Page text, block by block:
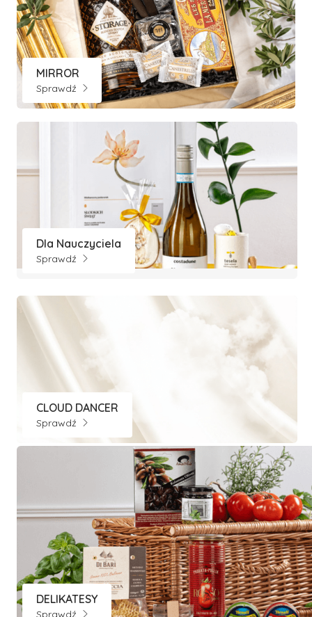
MIRROR
Sprawdź
Dla Nauczyciela
Sprawdź
CLOUD DANCER
Sprawdź
DELIKATESY
Sprawdź